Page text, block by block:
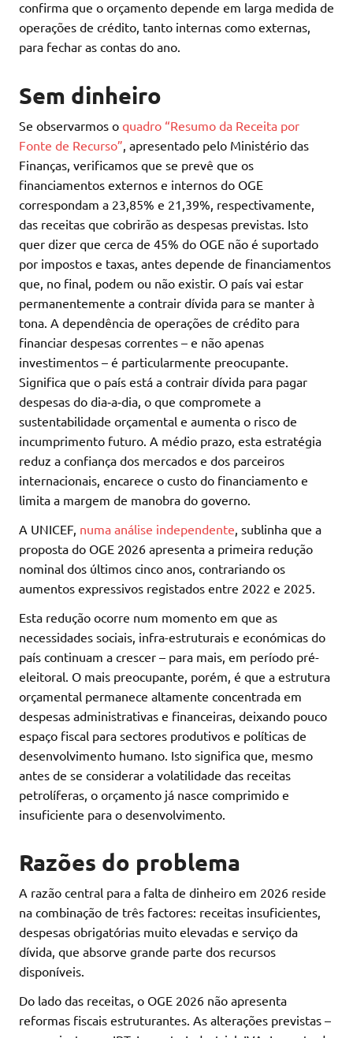
confirma que o orçamento depende em larga medida de
operações de crédito, tanto internas como externas,
para fechar as contas do ano.
Sem dinheiro
Se observarmos o quadro “Resumo da Receita por
Fonte de Recurso” , apresentado pelo Ministério das
Finanças, verificamos que se prevê que os
financiamentos externos e internos do OGE
correspondam a 23,85% e 21,39%, respectivamente,
das receitas que cobrirão as despesas previstas. Isto
quer dizer que cerca de 45% do OGE não é suportado
por impostos e taxas, antes depende de financiamentos
que, no final, podem ou não existir. O país vai estar
permanentemente a contrair dívida para se manter à
tona. A dependência de operações de crédito para
financiar despesas correntes – e não apenas
investimentos – é particularmente preocupante.
Significa que o país está a contrair dívida para pagar
despesas do dia‑a‑dia, o que compromete a
sustentabilidade orçamental e aumenta o risco de
incumprimento futuro. A médio prazo, esta estratégia
reduz a confiança dos mercados e dos parceiros
internacionais, encarece o custo do financiamento e
limita a margem de manobra do governo.
A UNICEF, numa análise independente , sublinha que a
proposta do OGE 2026 apresenta a primeira redução
nominal dos últimos cinco anos, contrariando os
aumentos expressivos registados entre 2022 e 2025.
Esta redução ocorre num momento em que as
necessidades sociais, infra-estruturais e económicas do
país continuam a crescer – para mais, em período pré-
eleitoral. O mais preocupante, porém, é que a estrutura
orçamental permanece altamente concentrada em
despesas administrativas e financeiras, deixando pouco
espaço fiscal para sectores produtivos e políticas de
desenvolvimento humano. Isto significa que, mesmo
antes de se considerar a volatilidade das receitas
petrolíferas, o orçamento já nasce comprimido e
insuficiente para o desenvolvimento.
Razões do problema
A razão central para a falta de dinheiro em 2026 reside
na combinação de três factores: receitas insuficientes,
despesas obrigatórias muito elevadas e serviço da
dívida, que absorve grande parte dos recursos
disponíveis.
Do lado das receitas, o OGE 2026 não apresenta
reformas fiscais estruturantes. As alterações previstas –